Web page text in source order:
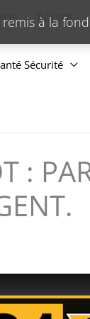
à la
ÉQUIPE
Sécurité
: